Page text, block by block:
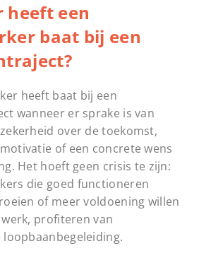
heeft een
baat bij een
heeft baat bij een
wanneer er sprake is van
over de toekomst,
of een concrete wens
Het hoeft geen crisis te zijn:
die goed functioneren
of meer voldoening willen
profiteren van